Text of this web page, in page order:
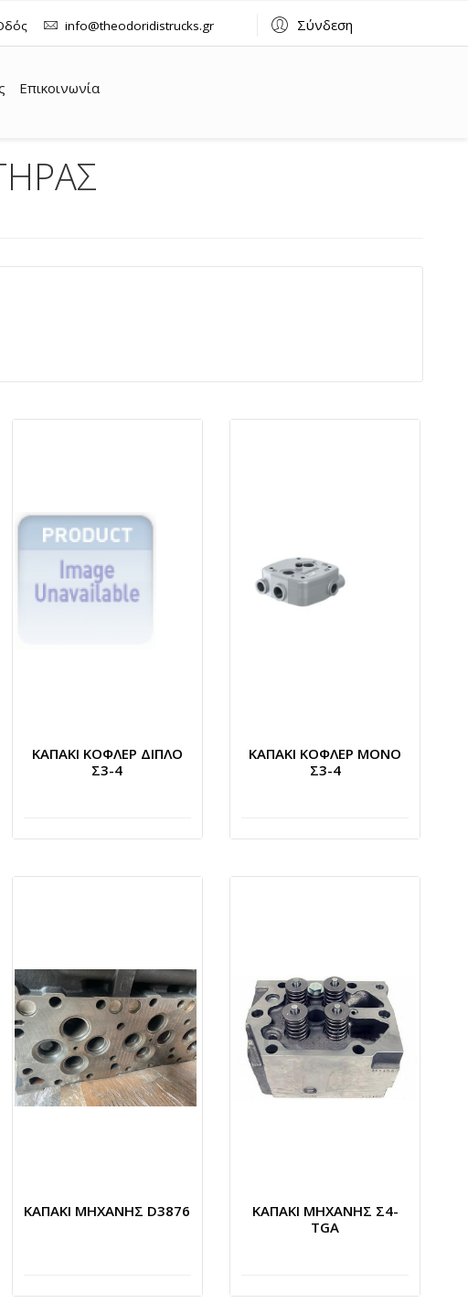
info@theodoridistrucks.gr Σύνδεση
Επικοινωνία
ΚΑΠΑΚΙ ΚΟΦΛΕΡ ΔΙΠΛΟ
Σ3-4
ΚΑΠΑΚΙ ΚΟΦΛΕΡ ΜΟΝΟ
Σ3-4
ΚΑΠΑΚΙ ΜΗΧΑΝΗΣ D3876
ΚΑΠΑΚΙ ΜΗΧΑΝΗΣ Σ4-
TGA